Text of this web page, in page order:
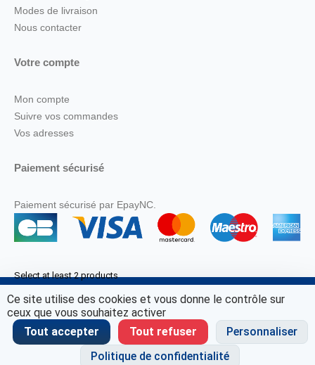
Modes de livraison
Nous contacter
Votre compte
Mon compte
Suivre vos commandes
Vos adresses
Paiement sécurisé
Paiement sécurisé par EpayNC.
Select at least 2 products
Ce site utilise des cookies et vous donne le contrôle sur
ceux que vous souhaitez activer
Tout accepter
Tout refuser
Personnaliser
Politique de confidentialité